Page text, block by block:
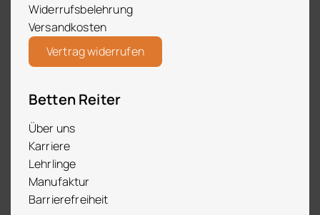
Widerrufsbelehrung
Versandkosten
Vertrag widerrufen
Betten Reiter
Über uns
Karriere
Lehrlinge
Manufaktur
Barrierefreiheit